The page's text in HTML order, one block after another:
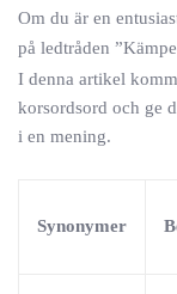
Om du är en
på ledtråden
I denna artikel
korsordsord och ge
i en mening.
Synonymer